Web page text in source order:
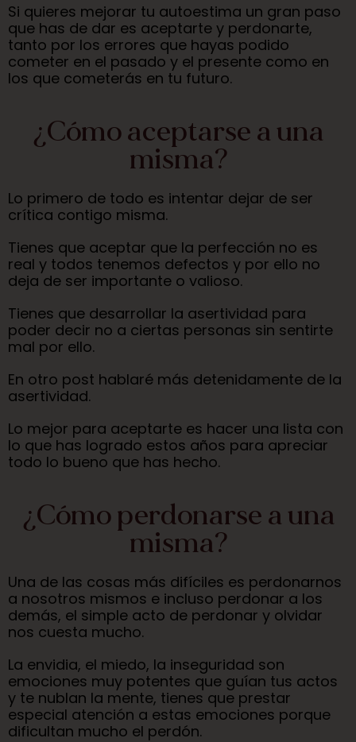
Si quieres mejorar tu autoestima un gran paso
que has de dar es aceptarte y perdonarte,
tanto por los errores que hayas podido
cometer en el pasado y el presente como en
los que cometerás en tu futuro.
¿Cómo aceptarse a una
misma?
Lo primero de todo es intentar dejar de ser
crítica contigo misma.
Tienes que aceptar que la perfección no es
real y todos tenemos defectos y por ello no
deja de ser importante o valioso.
Tienes que desarrollar la asertividad para
poder decir no a ciertas personas sin sentirte
mal por ello.
En otro post hablaré más detenidamente de la
asertividad.
Lo mejor para aceptarte es hacer una lista con
lo que has logrado estos años para apreciar
todo lo bueno que has hecho.
¿Cómo perdonarse a una
misma?​
Una de las cosas más difíciles es perdonarnos
a nosotros mismos e incluso perdonar a los
demás, el simple acto de perdonar y olvidar
nos cuesta mucho.
La envidia, el miedo, la inseguridad son
emociones muy potentes que guían tus actos
y te nublan la mente, tienes que prestar
especial atención a estas emociones porque
dificultan mucho el perdón.